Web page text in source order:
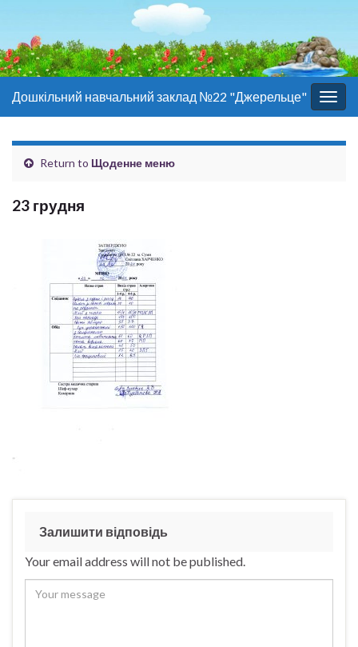
Дошкільний навчальний заклад №22 "Джерельце"
Return to Щоденне меню
23 грудня
Залишити відповідь
Your email address will not be published.